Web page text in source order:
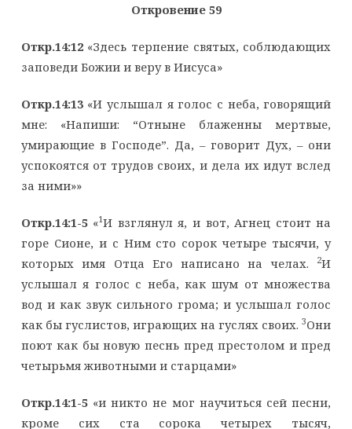
Откровение 59
Откр.14:12«Здесь терпение святых, соблюдающих
заповеди Божии и веру в Иисуса»
Откр.14:13«И услышал я голос с неба, говорящий
мне: «Напиши: “Отныне блаженны мертвые,
умирающие в Господе”. Да, – говорит Дух, – они
успокоятся от трудов своих, и дела их идут вслед
за ними»»
Откр.14:1-5«1И взглянул я, и вот, Агнец стоит на
горе Сионе, и с Ним сто сорок четыре тысячи, у
которых имя Отца Его написано на челах.
2И
услышал я голос с неба, как шум от множества
вод и как звук сильного грома; и услышал голос
как бы гуслистов, играющих на гуслях своих.3Они
поют как бы новую песнь пред престолом и пред
четырьмя животными и старцами»
Откр.14:1-5«и никто не мог научиться сей песни,
кроме сих ста сорока четырех тысяч,